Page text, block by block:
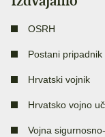
OSRH
Postani
Hrvatski vojnik
Hrvatsko vojno
Vojna